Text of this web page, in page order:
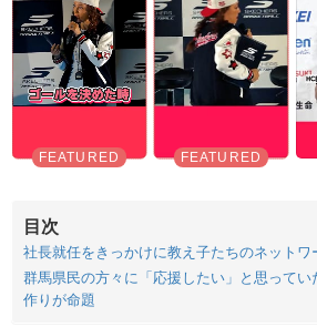
目次
社長就任をきっかけに教え子たちのネットワ
群馬県民の方々に「応援したい」と思ってい
作りが命題